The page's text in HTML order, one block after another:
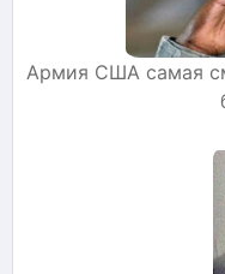
Армия США самая